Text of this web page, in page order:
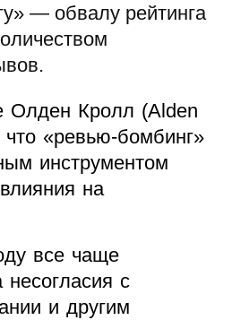
— обвалу рейтинга
Олден Кролл (Alden
«ревью-бомбинг»
инструментом
на
все чаще
несогласия с
и другим